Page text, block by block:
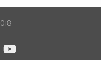
2018